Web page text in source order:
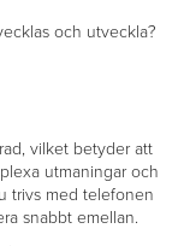
och utveckla?
vilket betyder att
utmaningar och
trivs med telefonen
snabbt emellan.